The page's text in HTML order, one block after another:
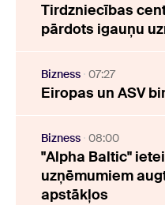
Tirdzniecības
pārdots igauņu
Bizness 07:27
Eiropas un ASV
Bizness 08:00
"Alpha Baltic"
uzņēmumiem
apstākļos